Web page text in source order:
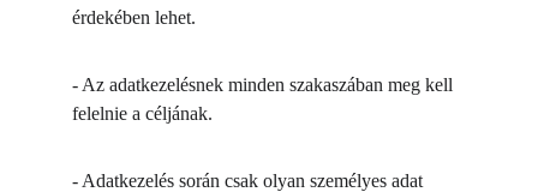
érdekében lehet.
- Az adatkezelésnek minden szakaszában meg kell
felelnie a céljának.
- Adatkezelés során csak olyan személyes adat